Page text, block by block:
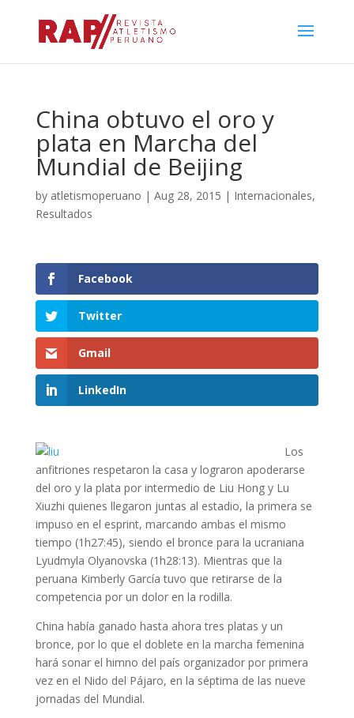
China obtuvo el oro y
plata en Marcha del
Mundial de Beijing
by atletismoperuano | Aug 28, 2015 | Internacionales,
Resultados
Facebook
Twitter
Gmail
LinkedIn
Los
anfitriones respetaron la casa y lograron apoderarse
del oro y la plata por intermedio de Liu Hong y Lu
Xiuzhi quienes llegaron juntas al estadio, la primera se
impuso en el esprint, marcando ambas el mismo
tiempo (1h27:45), siendo el bronce para la ucraniana
Lyudmyla Olyanovska (1h28:13). Mientras que la
peruana Kimberly García tuvo que retirarse de la
competencia por un dolor en la rodilla.
China había ganado hasta ahora tres platas y un
bronce, por lo que el doblete en la marcha femenina
hará sonar el himno del país organizador por primera
vez en el Nido del Pájaro, en la séptima de las nueve
jornadas del Mundial.